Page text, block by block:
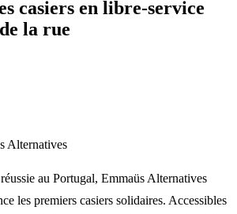
casiers en libre-service
la rue
Alternatives
au Portugal, Emmaüs Alternatives
les premiers casiers solidaires. Accessibles